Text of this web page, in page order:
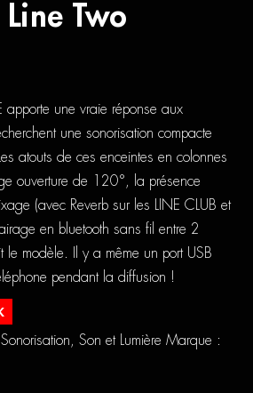
Two
apporte une vraie réponse aux
une sonorisation compacte
atouts de ces enceintes en colonnes
ouverture de 120°, la présence
(avec Reverb sur les LINE CLUB et
en bluetooth sans fil entre 2
le modèle. Il y a même un port USB
pendant la diffusion !
Son et Lumière Marque :